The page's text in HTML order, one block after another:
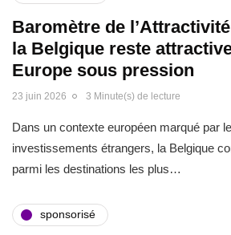
Baromètre de
la Belgique reste
Europe sous pression
23 juin 2026 3 Minute(s) de lecture
Dans un contexte européen marqué par
investissements étrangers, la Belgique
parmi les destinations les plus…
sponsorisé